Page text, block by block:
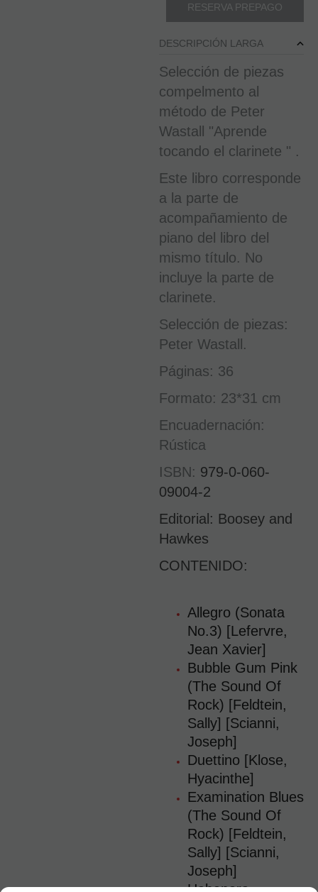
RESERVA PREPAGO
DESCRIPCIÓN LARGA
Selección de piezas
compelmento al
método de Peter
Wastall "Aprende
tocando el clarinete " .
Este libro corresponde
a la parte de
acompañamiento de
piano del libro del
mismo título. No
incluye la parte de
clarinete.
Selección de piezas:
Peter Wastall.
Páginas: 36
Formato: 23*31 cm
Encuadernación:
Rústica
ISBN: 979-0-060-
09004-2
Editorial: Boosey and
Hawkes
CONTENIDO:
Allegro (Sonata
No.3) [Lefervre,
Jean Xavier]
Bubble Gum Pink
(The Sound Of
Rock) [Feldtein,
Sally] [Scianni,
Joseph]
Duettino [Klose,
Hyacinthe]
Examination Blues
(The Sound Of
Rock) [Feldtein,
Sally] [Scianni,
Joseph]
Habenera